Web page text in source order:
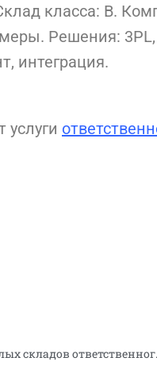
класса: B.
Решения:
интеграция.
Ввели в